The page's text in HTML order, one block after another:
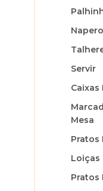
Servir
Caixas
Mesa
Pratos
Loiças
Pratos